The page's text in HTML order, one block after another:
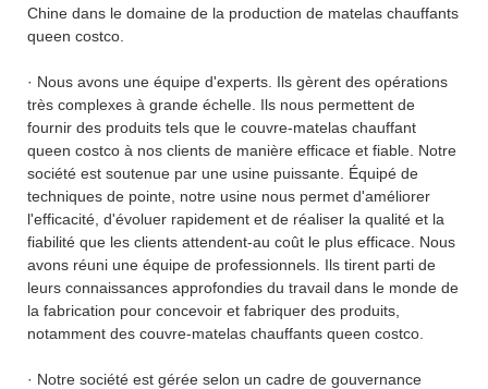
Chine dans le domaine de la production de matelas chauffants
queen costco.
· Nous avons une équipe d'experts. Ils gèrent des opérations
très complexes à grande échelle. Ils nous permettent de
fournir des produits tels que le couvre-matelas chauffant
queen costco à nos clients de manière efficace et fiable. Notre
société est soutenue par une usine puissante. Équipé de
techniques de pointe, notre usine nous permet d'améliorer
l'efficacité, d'évoluer rapidement et de réaliser la qualité et la
fiabilité que les clients attendent-au coût le plus efficace. Nous
avons réuni une équipe de professionnels. Ils tirent parti de
leurs connaissances approfondies du travail dans le monde de
la fabrication pour concevoir et fabriquer des produits,
notamment des couvre-matelas chauffants queen costco.
· Notre société est gérée selon un cadre de gouvernance